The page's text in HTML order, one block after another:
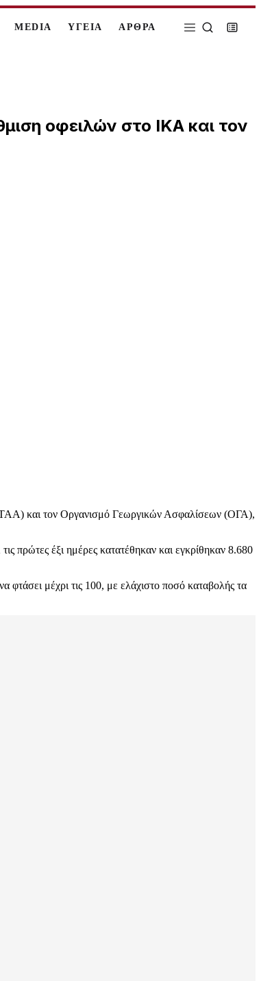
MEDIA ΥΓΕΙΑ ΑΡΘΡΑ
οφειλών στο ΙΚΑ και τον
και τον Οργανισμό Γεωργικών Ασφαλίσεων (ΟΓΑ),
πρώτες έξι ημέρες κατατέθηκαν και εγκρίθηκαν 8.680
φτάσει μέχρι τις 100, με ελάχιστο ποσό καταβολής τα